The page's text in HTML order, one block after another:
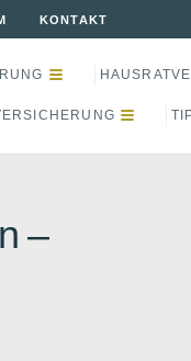
KONTAKT
–